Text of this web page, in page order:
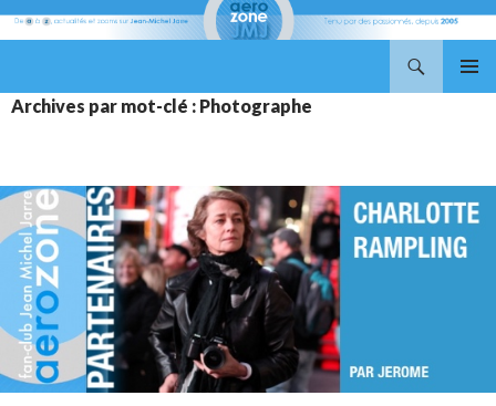
AU
Archives par mot-clé : Photographe